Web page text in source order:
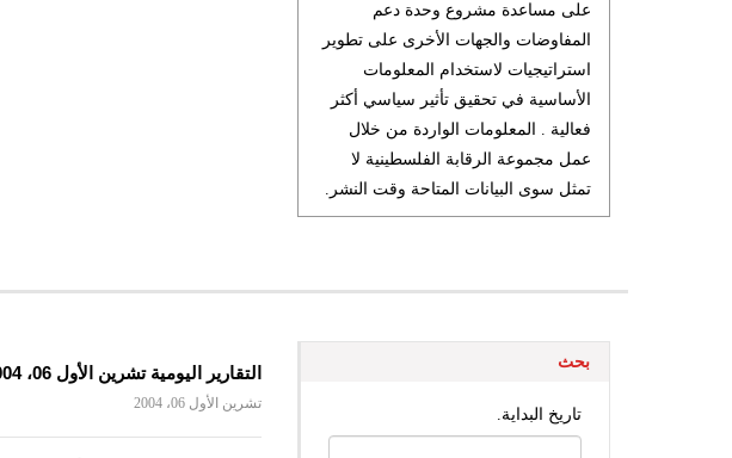
على مساعدة مشروع وحدة دعم
المفاوضات والجهات الأخرى على تطوير
استراتيجيات لاستخدام المعلومات
الأساسية في تحقيق تأثير سياسي أكثر
فعالية . المعلومات الواردة من خلال
عمل مجموعة الرقابة الفلسطينية لا
تمثل سوى البيانات المتاحة وقت النشر.
التقارير اليومية تشرين الأول 06، 2004
تشرين الأول 06، 2004
بحث
تاريخ البداية.